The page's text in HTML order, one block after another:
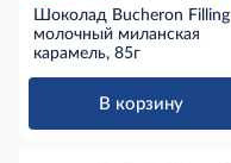
Шоколад Bucheron Filling
молочный миланская
карамель, 85г
В корзину